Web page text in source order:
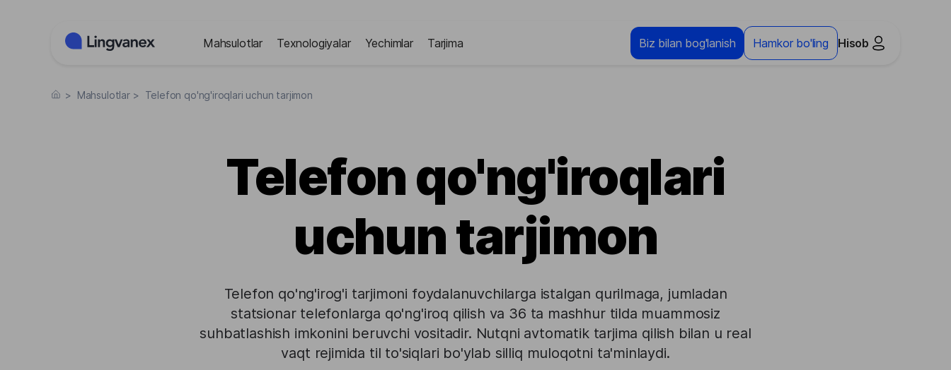
Mahsulotlar Texnologiyalar Yechimlar Tarjima Biz bilan bog'lanish Hamkor bo'ling Hisob
> Mahsulotlar > Telefon qo'ng'iroqlari uchun tarjimon
Telefon qo'ng'iroqlari
uchun tarjimon
Telefon qo'ng'irog'i tarjimoni foydalanuvchilarga istalgan qurilmaga, jumladan
statsionar telefonlarga qo'ng'iroq qilish va 36 ta mashhur tilda muammosiz
suhbatlashish imkonini beruvchi vositadir. Nutqni avtomatik tarjima qilish bilan u real
vaqt rejimida til to'siqlari bo'ylab silliq muloqotni ta'minlaydi.